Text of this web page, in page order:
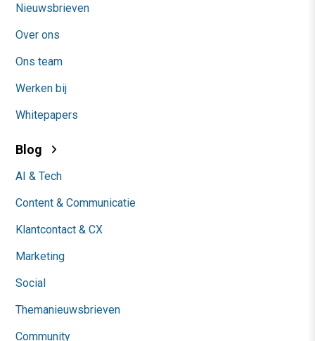
Nieuwsbrieven
Over ons
Ons team
Werken bij
Whitepapers
Blog
AI & Tech
Content & Communicatie
Klantcontact & CX
Marketing
Social
Themanieuwsbrieven
Community